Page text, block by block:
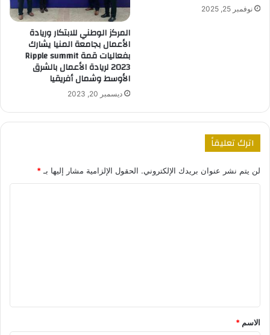
نوفمبر 25, 2025
المركز الوطني للابتكار وريادة
الأعمال بجامعة المنيا يشارك
بفعاليات قمة Ripple summit
2023 لريادة الأعمال بالشرق
الأوسط وشمال أفريقيا
ديسمبر 20, 2023
اترك تعليقاً
لن يتم نشر عنوان بريدك الإلكتروني. الحقول الإلزامية مشار إليها بـ *
*
الاسم *